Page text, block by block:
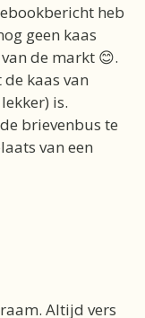
heb
geen kaas
de markt 😊.
kaas van
is.
brievenbus te
van een
Altijd vers